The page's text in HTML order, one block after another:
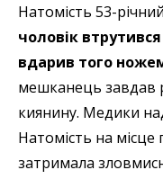
Натомість 53-річний
чоловік
вдарив того
мешканець завдав
киянину. Медики
Натомість на місце
затримала